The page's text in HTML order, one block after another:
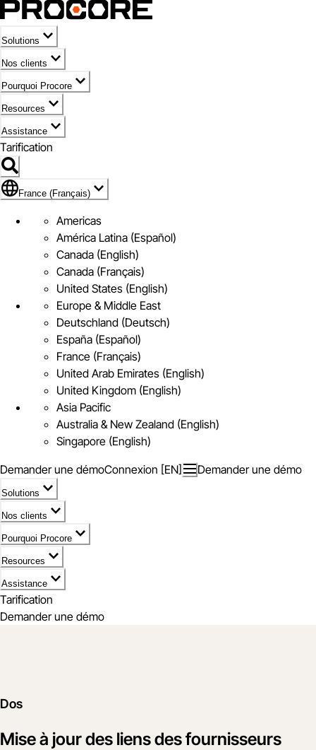
Solutions
Nos clients
Pourquoi Procore
Resources
Assistance
Tarification
Pavillon de France (Français)
France (Français)
Americas
América Latina (Español)
Canada (English)
Canada (Français)
United States (English)
Europe & Middle East
Deutschland (Deutsch)
España (Español)
France (Français)
United Arab Emirates (English)
United Kingdom (English)
Asia Pacific
Australia & New Zealand (English)
Singapore (English)
Demander une démoConnexion [EN] Demander une démo
Solutions
Nos clients
Pourquoi Procore
Resources
Assistance
Tarification
Demander une démo
Dos
Mise à jour des liens des fournisseurs